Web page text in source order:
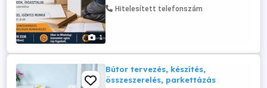
1
Wood Kft. Bízza a szerelést szakemberre!
Hitelesített telefonszám
Bútor tervezés, készítés,
összeszerelés, parkettázás